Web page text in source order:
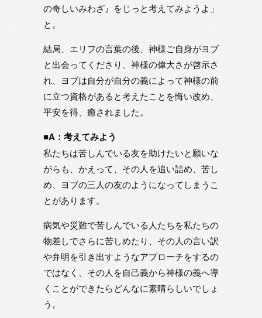
の奇しいみわざ』をじっと考えてみようよ」
と。
結局、エリフの言葉の後、神様ご自身がヨブ
と出会ってくださり、神様の偉大さが啓示さ
れ、ヨブは自分が自分の義によって神様の前
に立つ資格があると考えたことを悔い改め、
平安を得、癒されました。
■A：考えてみよう
私たちは苦しんでいる友を助けたいと願いな
がらも、かえって、その人を追い詰め、苦し
め、ヨブの三人の友のようになってしまうこ
とがあります。
病気や災難で苦しんでいる人たちを私たちの
物差しでさらに苦しめたり、その人の言い訳
や弁明を引き出すようなアプローチをするの
ではなく、その人を自己義から神様の義へ導
くことができたらどんなに素晴らしいでしょ
う。